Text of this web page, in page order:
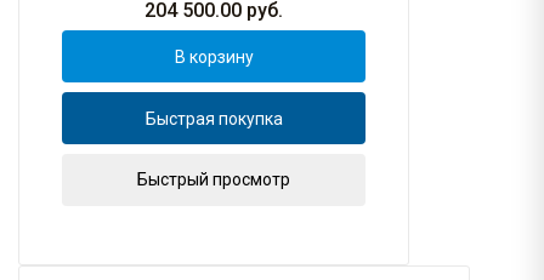
204 500.00 руб.
В корзину
Быстрая покупка
Быстрый просмотр